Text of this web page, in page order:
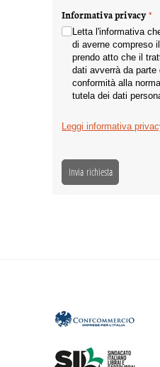
Informativa privacy*
Letta l'informativa
di averne compreso
prendo atto che il
dati avverrà da parte
conformità alla
tutela dei dati
Leggi informativa
Invia richiesta